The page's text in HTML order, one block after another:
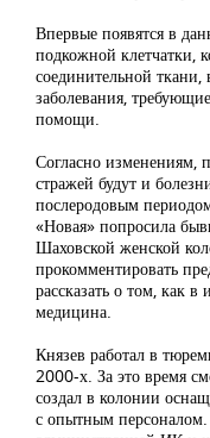
Впервые появятся в
подкожной клетчатки,
соединительной
заболевания,
помощи.
Согласно изменениям,
стражей будут и
послеродовым
«Новая» попросила
Шаховской женской
прокомментировать
рассказать о том, как
медицина.
Князев работал в
2000-х. За это время
создал в колонии
с опытным